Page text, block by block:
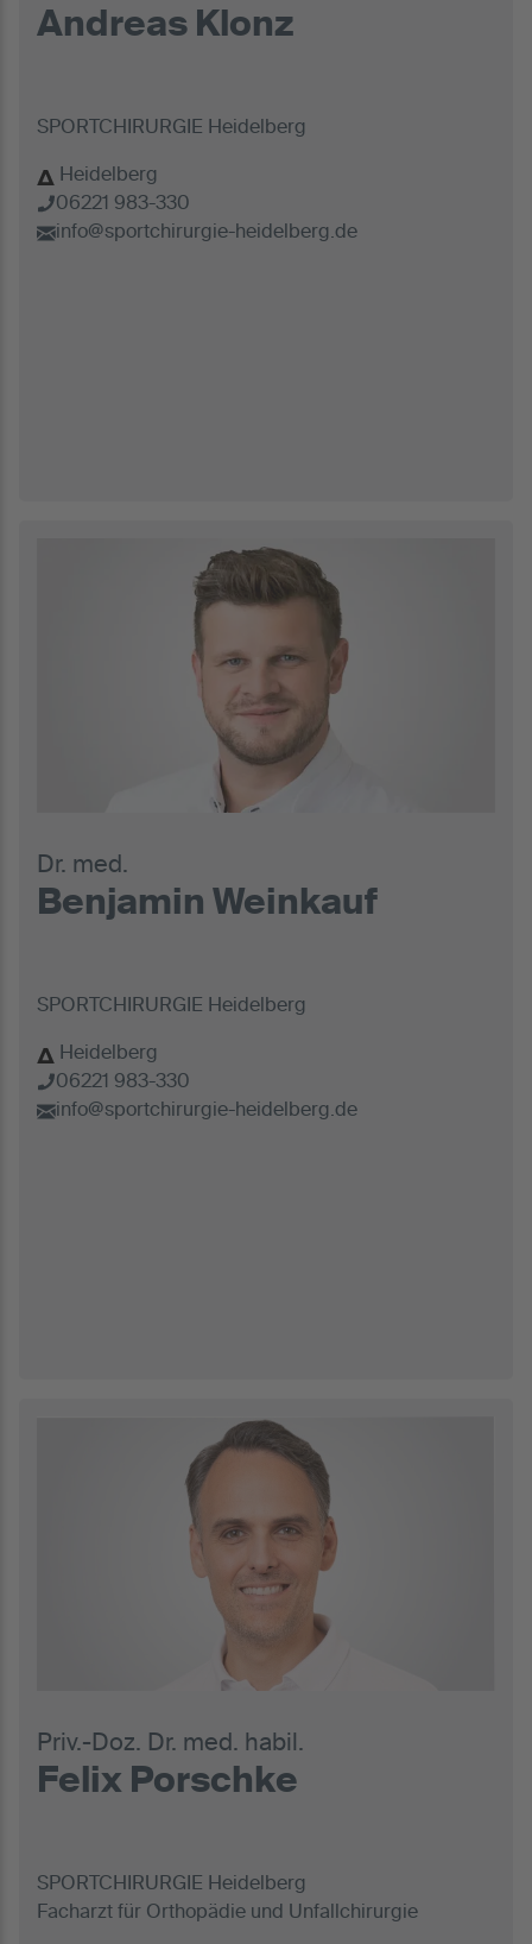
Andreas Klonz
SPORTCHIRURGIE Heidelberg
Heidelberg
06221 983-330
info@sportchirurgie-heidelberg.de
Dr. med.
Benjamin Weinkauf
SPORTCHIRURGIE Heidelberg
Heidelberg
06221 983-330
info@sportchirurgie-heidelberg.de
Priv.-Doz. Dr. med. habil.
Felix Porschke
SPORTCHIRURGIE Heidelberg
Facharzt für Orthopädie und Unfallchirurgie